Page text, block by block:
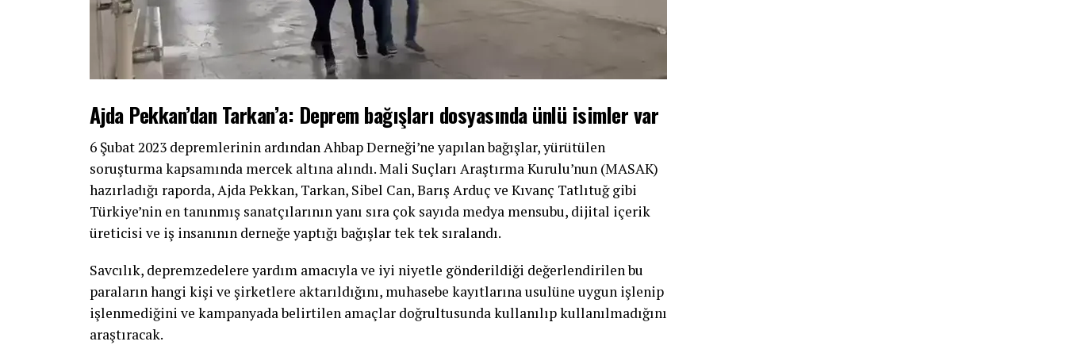
Ajda Pekkan’dan Tarkan’a: Deprem bağışları dosyasında ünlü isimler var
6 Şubat 2023 depremlerinin ardından Ahbap Derneği’ne yapılan bağışlar, yürütülen
soruşturma kapsamında mercek altına alındı. Mali Suçları Araştırma Kurulu’nun (MASAK)
hazırladığı raporda, Ajda Pekkan, Tarkan, Sibel Can, Barış Arduç ve Kıvanç Tatlıtuğ gibi
Türkiye’nin en tanınmış sanatçılarının yanı sıra çok sayıda medya mensubu, dijital içerik
üreticisi ve iş insanının derneğe yaptığı bağışlar tek tek sıralandı.
Savcılık, depremzedelere yardım amacıyla ve iyi niyetle gönderildiği değerlendirilen bu
paraların hangi kişi ve şirketlere aktarıldığını, muhasebe kayıtlarına usulüne uygun işlenip
işlenmediğini ve kampanyada belirtilen amaçlar doğrultusunda kullanılıp kullanılmadığını
araştıracak.